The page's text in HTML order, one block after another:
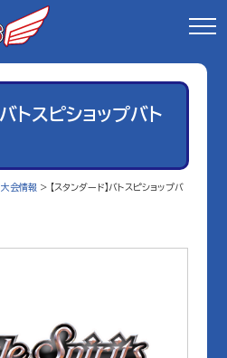
バトスピショップバト
大会情報 > 【スタンダード】バトスピショップバ